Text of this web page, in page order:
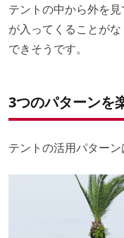
テントの中から外を
が入ってくることが
できそうです。
3つのパターンを
テントの活用パターン